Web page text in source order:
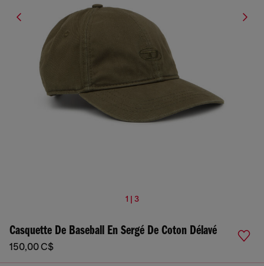
1 | 3
Casquette De Baseball En Sergé De Coton Délavé
150,00 C$